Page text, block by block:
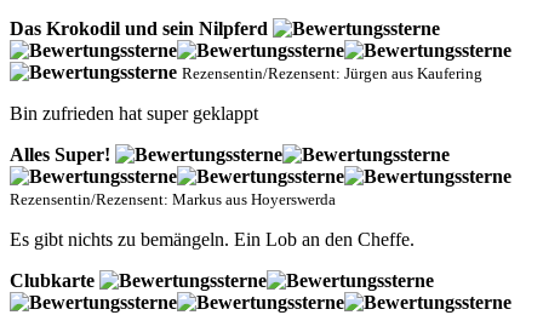
Das Krokodil und sein Nilpferd
Rezensentin/Rezensent: Jürgen aus Kaufering
Bin zufrieden hat super geklappt
Alles Super!
Rezensentin/Rezensent: Markus aus Hoyerswerda
Es gibt nichts zu bemängeln. Ein Lob an den Cheffe.
Clubkarte